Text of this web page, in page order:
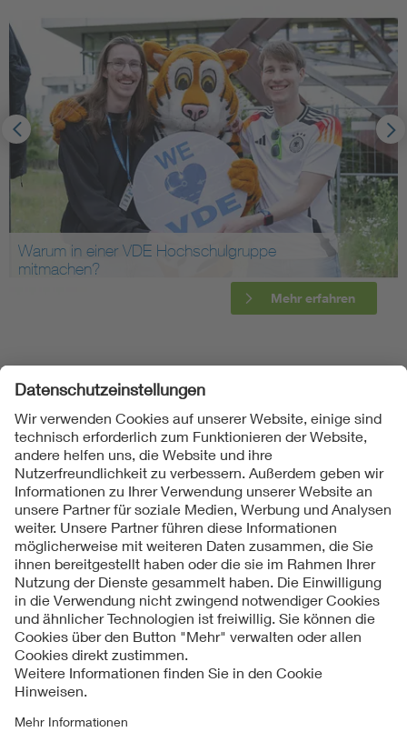
Warum in einer VDE Hochschulgruppe
mitmachen?
Mehr erfahren
Folgen Sie uns
Kontakte
Service
Impressum
Datenschutzinformationen
Cookie Hinweise